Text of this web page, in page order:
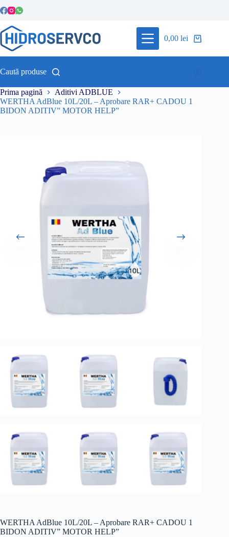
la
Coș
0,00lei
Caută produse
Prima pagină
Aditivi ADBLUE
WERTHA AdBlue 10L/20L – Aprobare RAR+ CADOU 1
BIDON ADITIV” MOTOR HELP”
WERTHA AdBlue 10L/20L – Aprobare RAR+ CADOU 1
BIDON ADITIV” MOTOR HELP”